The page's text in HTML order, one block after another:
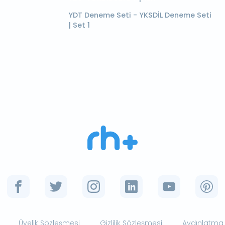
YDT Deneme Seti - YKSDİL Deneme Seti
| Set 1
Üyelik Sözleşmesi Gizlilik Sözleşmesi